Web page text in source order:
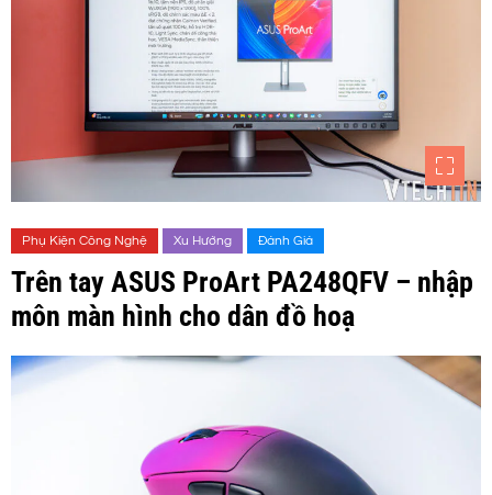
Phụ Kiện Công Nghệ Xu Hướng Đánh Giá
Trên tay ASUS ProArt PA248QFV – nhập
môn màn hình cho dân đồ hoạ